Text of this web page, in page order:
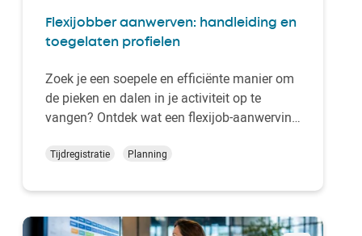
Flexijobber aanwerven: handleiding en
toegelaten profielen
Zoek je een soepele en efficiënte manier om
de pieken en dalen in je activiteit op te
vangen? Ontdek wat een flexijob-aanwerving
je hr-planning metflexibele opdrachten
sourcing-kanalen en een vereenvoudigde
procedur…
Tijdregistratie Planning